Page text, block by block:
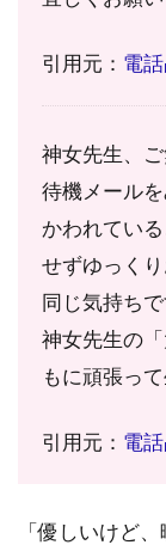
引用元： 電
神女先生、
待機メール
かわれてい
せずゆっく
同じ気持ち
神女先生の
もに頑張っ
引用元： 電
「優しいけど